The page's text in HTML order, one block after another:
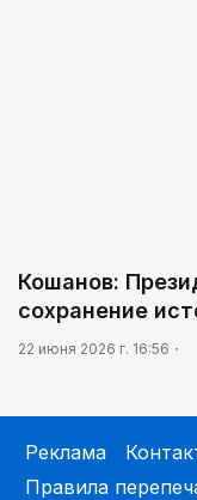
Кошанов:
сохранение
22 июня 2026 г. 16:56
Реклама
Правила